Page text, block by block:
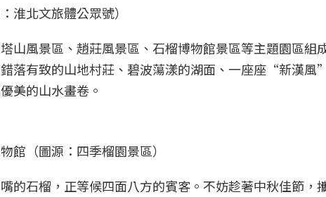
淮北文旅體公眾號）
山風景區、趙莊風景區、石榴博物館景區等主題園區組
落有致的山地村莊、碧波蕩漾的湖面、一座座“新漢風
美的山水畫卷。
館（圖源：四季榴園景區）
的石榴，正等候四面八方的賓客。不妨趁著中秋佳節，